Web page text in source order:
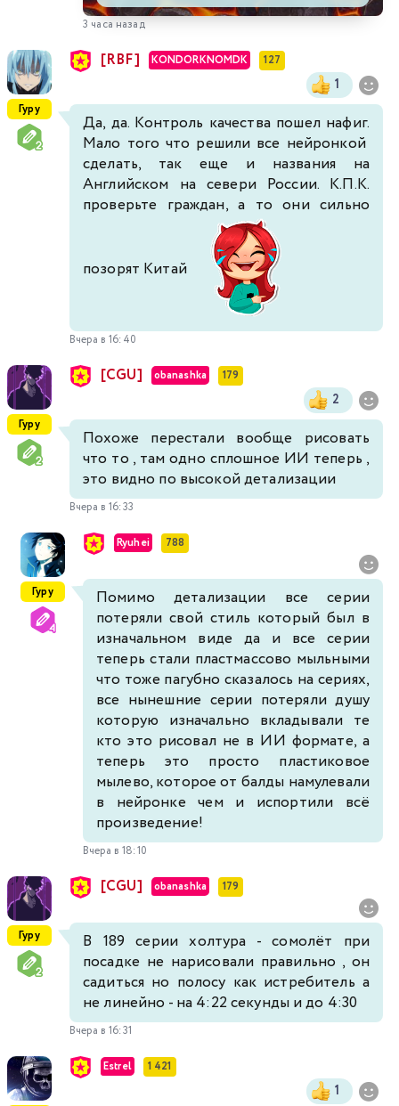
3 часа назад
Гуру
[RBF] KONDORKNOMDK 127
1
Да, да. Контроль качества пошел нафиг.
Мало того что решили все нейронкой
сделать, так еще и названия на
Английском на севери России. К.П.К.
проверьте граждан, а то они сильно
позорят Китай
Вчера в 16:40
Гуру
[CGU] obanashka 179
2
Похоже перестали вообще рисовать
что то , там одно сплошное ИИ теперь ,
это видно по высокой детализации
Вчера в 16:33
Гуру
Ryuhei 788
Помимо детализации все серии
потеряли свой стиль который был в
изначальном виде да и все серии
теперь стали пластмассово мыльными
что тоже пагубно сказалось на сериях,
все нынешние серии потеряли душу
которую изначально вкладывали те
кто это рисовал не в ИИ формате, а
теперь это просто пластиковое
мылево, которое от балды намулевали
в нейронке чем и испортили всё
произведение!
Вчера в 18:10
Гуру
[CGU] obanashka 179
В 189 серии холтура - сомолёт при
посадке не нарисовали правильно , он
садиться но полосу как истребитель а
не линейно - на 4:22 секунды и до 4:30
Вчера в 16:31
Estrel 1 421
1